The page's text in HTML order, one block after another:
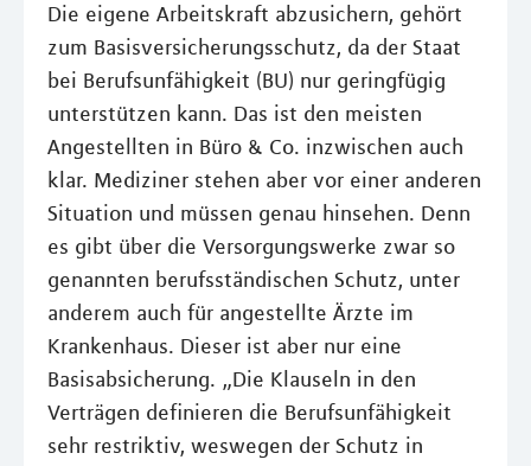
Die eigene Arbeitskraft abzusichern, gehört
zum Basisversicherungsschutz, da der Staat
bei Berufsunfähigkeit (BU) nur geringfügig
unterstützen kann. Das ist den meisten
Angestellten in Büro & Co. inzwischen auch
klar. Mediziner stehen aber vor einer anderen
Situation und müssen genau hinsehen. Denn
es gibt über die Versorgungswerke zwar so
genannten berufsständischen Schutz, unter
anderem auch für angestellte Ärzte im
Krankenhaus. Dieser ist aber nur eine
Basisabsicherung. „Die Klauseln in den
Verträgen definieren die Berufsunfähigkeit
sehr restriktiv, weswegen der Schutz in